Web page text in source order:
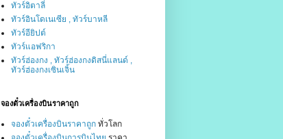
ทัวร์อิตาลี่
ทัวร์อินโดเนเซีย , ทัวร์บาหลี
ทัวร์อียิปต์
ทัวร์แอฟริกา
ทัวร์ฮ่องกง , ทัวร์ฮ่องกงดิสนี่แลนด์ ,
ทัวร์ฮ่องกงเซินเจิ้น
จองตั๋วเครื่องบินราคาถูก
จองตั๋วเครื่องบินราคาถูก ทั่วโลก